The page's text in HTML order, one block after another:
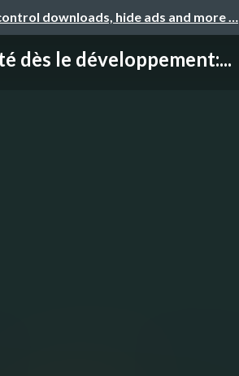
downloads, hide ads and more …
dès le développement:...